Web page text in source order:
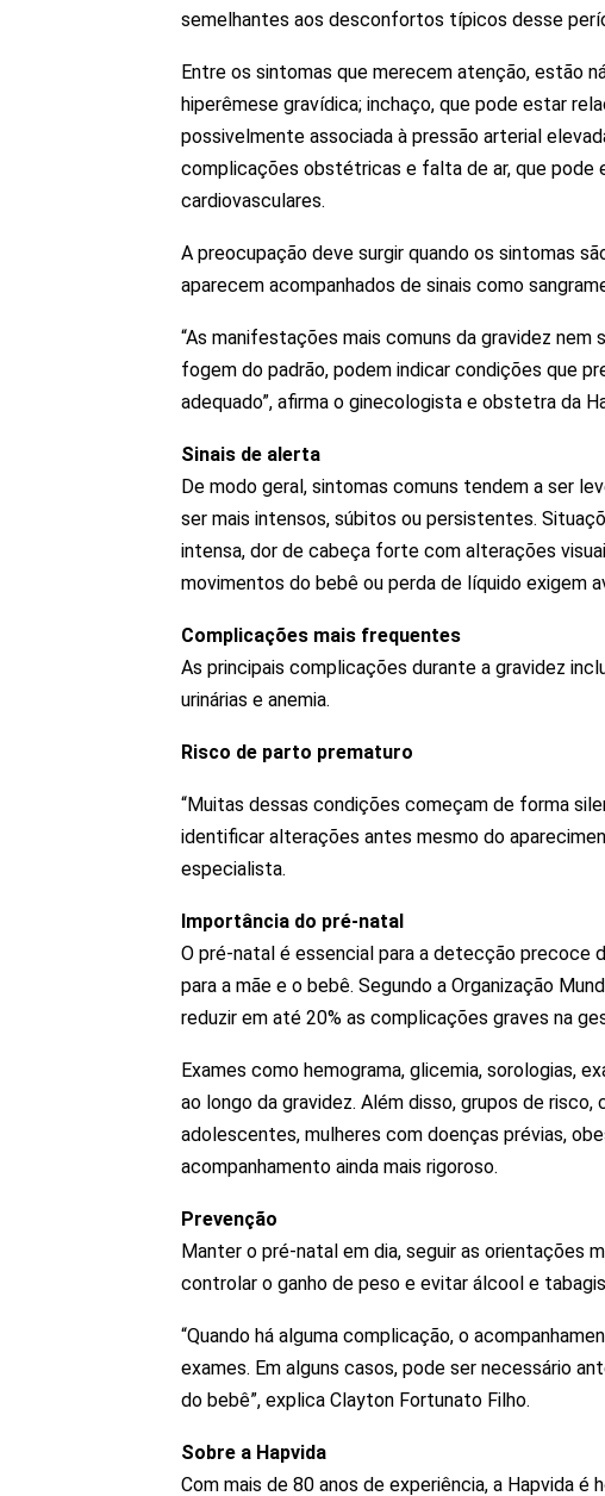
semelhantes aos desconfortos típicos desse
Entre os sintomas que merecem atenção, estão
hiperêmese gravídica; inchaço, que pode estar
possivelmente associada à pressão arterial
complicações obstétricas e falta de ar, que pode
cardiovasculares.
A preocupação deve surgir quando os sintomas
aparecem acompanhados de sinais como
“As manifestações mais comuns da gravidez
fogem do padrão, podem indicar condições que
adequado”, afirma o ginecologista e obstetra da
Sinais de alerta
De modo geral, sintomas comuns tendem a ser
ser mais intensos, súbitos ou persistentes.
intensa, dor de cabeça forte com alterações
movimentos do bebê ou perda de líquido exigem
Complicações mais frequentes
As principais complicações durante a gravidez
urinárias e anemia.
Risco de parto prematuro
“Muitas dessas condições começam de forma
identificar alterações antes mesmo do
especialista.
Importância do pré-natal
O pré-natal é essencial para a detecção precoce
para a mãe e o bebê. Segundo a Organização
reduzir em até 20% as complicações graves na
Exames como hemograma, glicemia, sorologias,
ao longo da gravidez. Além disso, grupos de
adolescentes, mulheres com doenças prévias,
acompanhamento ainda mais rigoroso.
Prevenção
Manter o pré-natal em dia, seguir as orientações
controlar o ganho de peso e evitar álcool e
“Quando há alguma complicação, o
exames. Em alguns casos, pode ser necessário
do bebê”, explica Clayton Fortunato Filho.
Sobre a Hapvida
Com mais de 80 anos de experiência, a Hapvida é